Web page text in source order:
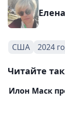
США 2024
Читайте
Илон Маск